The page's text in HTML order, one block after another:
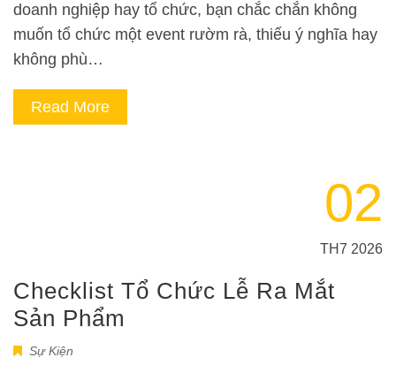
doanh nghiệp hay tổ chức, bạn chắc chắn không
muốn tổ chức một event rườm rà, thiếu ý nghĩa hay
không phù…
Read More
02
TH7 2026
Checklist Tổ Chức Lễ Ra Mắt
Sản Phẩm
Sự Kiện